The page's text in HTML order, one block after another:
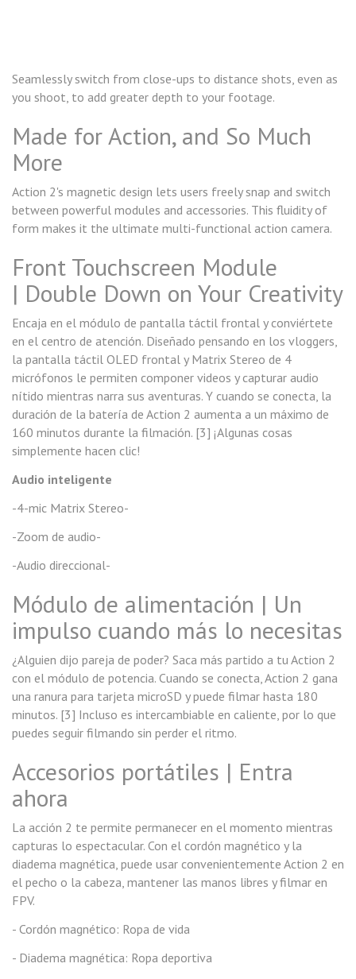
Seamlessly switch from close-ups to distance shots, even as
you shoot, to add greater depth to your footage.
Made for Action, and So Much
More
Action 2's magnetic design lets users freely snap and switch
between powerful modules and accessories. This fluidity of
form makes it the ultimate multi-functional action camera.
Front Touchscreen Module
| Double Down on Your Creativity
Encaja en el módulo de pantalla táctil frontal y conviértete
en el centro de atención. Diseñado pensando en los vloggers,
la pantalla táctil OLED frontal y Matrix Stereo de 4
micrófonos le permiten componer videos y capturar audio
nítido mientras narra sus aventuras. Y cuando se conecta, la
duración de la batería de Action 2 aumenta a un máximo de
160 minutos durante la filmación. [3] ¡Algunas cosas
simplemente hacen clic!
Audio inteligente
-4-mic Matrix Stereo-
-Zoom de audio-
-Audio direccional-
Módulo de alimentación | Un
impulso cuando más lo necesitas
¿Alguien dijo pareja de poder? Saca más partido a tu Action 2
con el módulo de potencia. Cuando se conecta, Action 2 gana
una ranura para tarjeta microSD y puede filmar hasta 180
minutos. [3] Incluso es intercambiable en caliente, por lo que
puedes seguir filmando sin perder el ritmo.
Accesorios portátiles | Entra
ahora
La acción 2 te permite permanecer en el momento mientras
capturas lo espectacular. Con el cordón magnético y la
diadema magnética, puede usar convenientemente Action 2 en
el pecho o la cabeza, mantener las manos libres y filmar en
FPV.
- Cordón magnético: Ropa de vida
- Diadema magnética: Ropa deportiva